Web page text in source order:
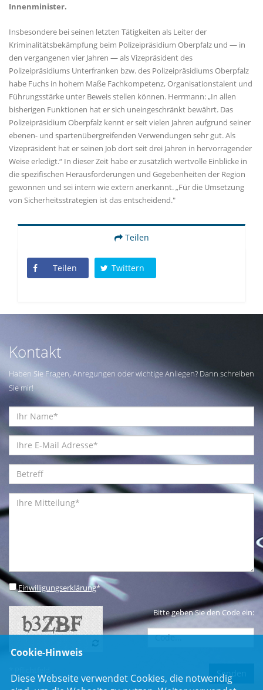
Innenminister.
Insbesondere bei seinen letzten Tätigkeiten als Leiter der
Kriminalitätsbekämpfung beim Polizeipräsidium Oberpfalz und — in
den vergangenen vier Jahren — als Vizepräsident des
Polizeipräsidiums Unterfranken bzw. des Polizeipräsidiums Oberpfalz
habe Fuchs in hohem Maße Fachkompetenz, Organisationstalent und
Führungsstärke unter Beweis stellen können. Herrmann: „In allen
bisherigen Funktionen hat er sich uneingeschränkt bewährt. Das
Polizeipräsidium Oberpfalz kennt er seit vielen Jahren aufgrund seiner
ebenen- und spartenübergreifenden Verwendungen sehr gut. Als
Vizepräsident hat er seinen Job dort seit drei Jahren in hervorragender
Weise erledigt.“ In dieser Zeit habe er zusätzlich wertvolle Einblicke in
die spezifischen Herausforderungen und Gegebenheiten der Region
gewonnen und sei intern wie extern anerkannt. „Für die Umsetzung
von Sicherheitsstrategien ist das entscheidend."
Teilen
Teilen Twittern
Kontakt
Haben Sie Fragen, Anregungen oder wichtige Anliegen? Dann schreiben
Sie mir!
Einwilligungserklärung*
Bitte geben Sie den Code ein:
Cookie-Hinweis
Diese Webseite verwendet Cookies, die notwendig